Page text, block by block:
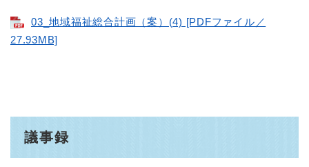
03_地域福祉総合計画（案）(4) [PDFファイル／
27.93MB]
議事録